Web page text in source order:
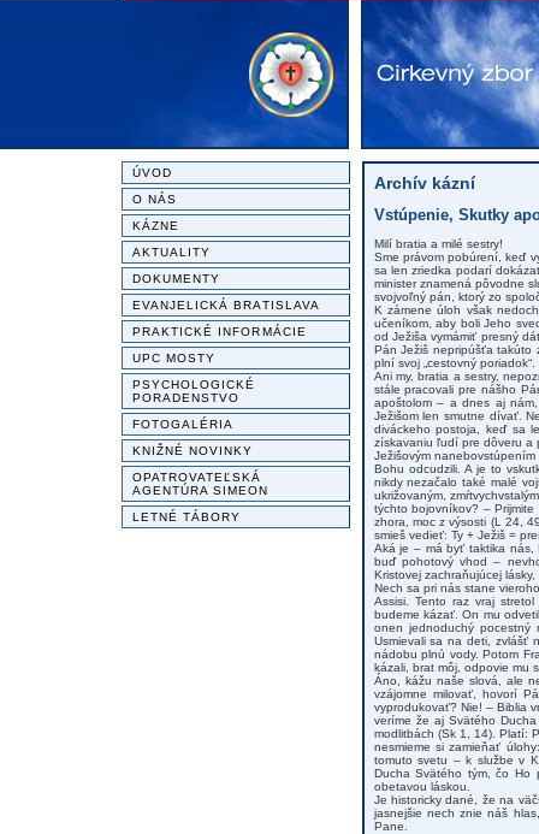
ÚVOD
O NÁS
KÁZNE
AKTUALITY
DOKUMENTY
EVANJELICKÁ BRATISLAVA
PRAKTICKÉ INFORMÁCIE
UPC MOSTY
PSYCHOLOGICKÉ
PORADENSTVO
FOTOGALÉRIA
KNIŽNÉ NOVINKY
OPATROVATEĽSKÁ
AGENTÚRA SIMEON
LETNÉ TÁBORY
Archív kázní
Vstúpenie, Skutky
Milí bratia a milé sestry!
Sme právom pobúrení, keď
sa len zriedka podarí
minister znamená pôvodne
svojvoľný pán, ktorý zo
K zámene úloh však
učeníkom, aby boli Jeho
od Ježiša vymámiť presný
Pán Ježiš nepripúšťa takúto
plní svoj „cestovný
Ani my, bratia a sestry,
stále pracovali pre nášho
apoštolom – a dnes aj
Ježišom len smutne dívať.
diváckeho postoja, keď sa
získavaniu ľudí pre dôveru a
Ježišovým
Bohu odcudzili. A je to
nikdy nezačalo také malé
ukrižovaným,
týchto bojovníkov? –
zhora, moc z výsosti (L 24,
smieš vedieť: Ty + Ježiš =
Aká je – má byť taktika nás,
buď pohotový vhod –
Kristovej zachraňujúcej
Nech sa pri nás stane
Assisi. Tento raz vraj
budeme kázať. On mu
onen jednoduchý pocestný
Usmievali sa na deti, zvlášť
nádobu plnú vody. Potom
kázali, brat môj, odpovie mu
Áno, kážu naše slová, ale
vzájomne milovať, hovorí
vyprodukovať? Nie! – Biblia
veríme že aj Svätého
modlitbách (Sk 1, 14). Platí:
nesmieme si zamieňať
tomuto svetu – k službe v
Ducha Svätého tým, čo Ho
obetavou láskou.
Je historicky dané, že na
jasnejšie nech znie náš
Pane.